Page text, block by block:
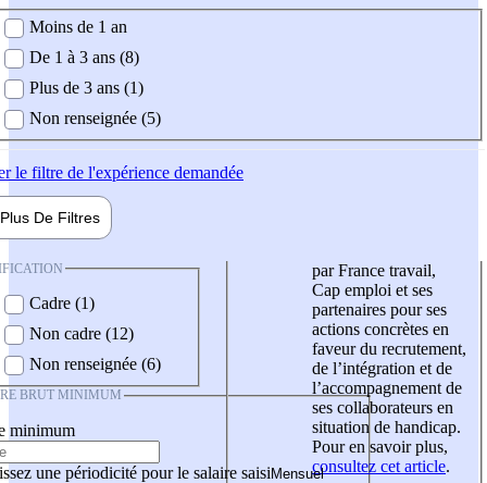
demandée
Moins de 1 an
De 1 à 3 ans (8)
Plus de 3 ans (1)
Non renseignée (5)
le filtre de l'expérience demandée
Plus De Filtres
Cadre (1)
Non cadre (12)
Non renseignée (6)
BRUT MINIMUM
minimum
une périodicité pour le salaire saisi
par France travail,
Cap emploi et ses
partenaires pour ses
actions concrètes en
faveur du recrutement,
de l’intégration et de
l’accompagnement de
ses collaborateurs en
situation de handicap.
Pour en savoir plus,
consultez cet article.